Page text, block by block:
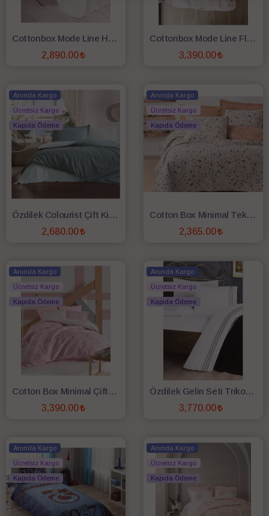
Cottonbox Mode Line Hıedra Çift Kişilik Complete Set Indıgo
2,890.00
Cottonbox Mode Line Flos Çift Kişilik Complete Set Bordo
3,390.00
Anında Kargo
Ücretsiz Kargo
Kapıda Ödeme
Özdilek Colourist Çift Kişilik Yatak Seti Maldiv-Aqua
2,680.00
Anında Kargo
Ücretsiz Kargo
Kapıda Ödeme
Cotton Box Minimal Tek Kişilik Fitted Complete Set Onıks Karamel
2,365.00
SEPETE EKLE
Anında Kargo
Ücretsiz Kargo
Kapıda Ödeme
Cotton Box Minimal Çift Fitted Kişilik Complete Set Best Pembe
3,390.00
Anında Kargo
Ücretsiz Kargo
Kapıda Ödeme
Özdilek Gelin Seti Triko Battaniyeli Prime Siyah
3,770.00
Anında Kargo
Ücretsiz Kargo
Kapıda Ödeme
Anında Kargo
Ücretsiz Kargo
Kapıda Ödeme